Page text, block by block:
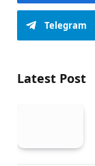
Telegram
Latest Post